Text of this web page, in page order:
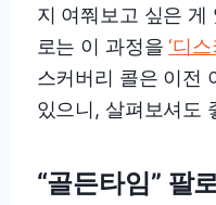
지 여쭤보고 싶은 게
로는 이 과정을‘디
스커버리 콜은 이전
있으니, 살펴보셔도
“골든타임” 팔